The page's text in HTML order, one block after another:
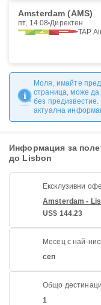
Amsterdam (AMS)
пт, 14.08 Директен
TAP
Моля, имайте
страница, може
без
актуална
Информация за
до Lisbon
Ексклузивни
Amsterdam -
US$ 144.23
Месец с най-
сеп
Общо
1